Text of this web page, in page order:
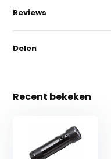
Reviews
Delen
Recent bekeken